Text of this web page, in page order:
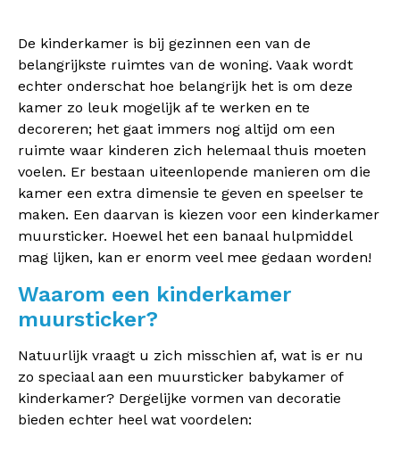
De kinderkamer is bij gezinnen een van de
belangrijkste ruimtes van de woning. Vaak wordt
echter onderschat hoe belangrijk het is om deze
kamer zo leuk mogelijk af te werken en te
decoreren; het gaat immers nog altijd om een
ruimte waar kinderen zich helemaal thuis moeten
voelen. Er bestaan uiteenlopende manieren om die
kamer een extra dimensie te geven en speelser te
maken. Een daarvan is kiezen voor een kinderkamer
muursticker. Hoewel het een banaal hulpmiddel
mag lijken, kan er enorm veel mee gedaan worden!
Waarom een kinderkamer
muursticker?
Natuurlijk vraagt u zich misschien af, wat is er nu
zo speciaal aan een muursticker babykamer of
kinderkamer? Dergelijke vormen van decoratie
bieden echter heel wat voordelen: